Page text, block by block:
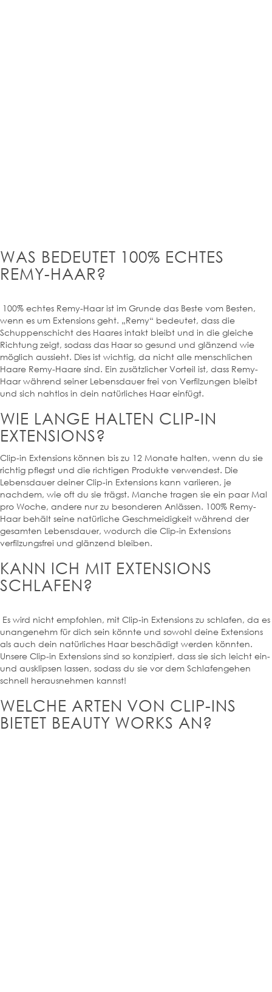
WAS BEDEUTET 100% ECHTES
REMY-HAAR?
100% echtes Remy-Haar ist im Grunde das Beste vom Besten,
wenn es um Extensions geht. „Remy“ bedeutet, dass die
Schuppenschicht des Haares intakt bleibt und in die gleiche
Richtung zeigt, sodass das Haar so gesund und glänzend wie
möglich aussieht. Dies ist wichtig, da nicht alle menschlichen
Haare Remy-Haare sind. Ein zusätzlicher Vorteil ist, dass Remy-
Haar während seiner Lebensdauer frei von Verfilzungen bleibt
und sich nahtlos in dein natürliches Haar einfügt.
WIE LANGE HALTEN CLIP-IN
EXTENSIONS?
Clip-in Extensions können bis zu 12 Monate halten, wenn du sie
richtig pflegst und die richtigen Produkte verwendest. Die
Lebensdauer deiner Clip-in Extensions kann variieren, je
nachdem, wie oft du sie trägst. Manche tragen sie ein paar Mal
pro Woche, andere nur zu besonderen Anlässen. 100% Remy-
Haar behält seine natürliche Geschmeidigkeit während der
gesamten Lebensdauer, wodurch die Clip-in Extensions
verfilzungsfrei und glänzend bleiben.
KANN ICH MIT EXTENSIONS
SCHLAFEN?
Es wird nicht empfohlen, mit Clip-in Extensions zu schlafen, da es
unangenehm für dich sein könnte und sowohl deine Extensions
als auch dein natürliches Haar beschädigt werden könnten.
Unsere Clip-in Extensions sind so konzipiert, dass sie sich leicht ein-
und ausklipsen lassen, sodass du sie vor dem Schlafengehen
schnell herausnehmen kannst!
WELCHE ARTEN VON CLIP-INS
BIETET BEAUTY WORKS AN?